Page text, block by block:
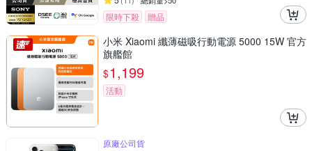
限時下殺 贈品
小米 Xiaomi 纖薄磁吸行動電源 5000 15W 官方
旗艦館
$1,199
活動
原廠公司貨